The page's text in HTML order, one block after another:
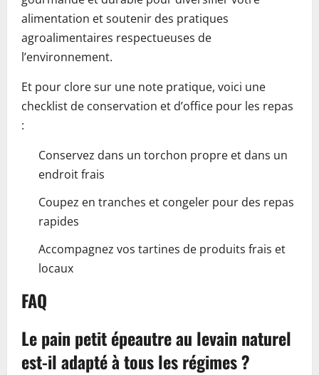
alimentation et soutenir des pratiques
agroalimentaires respectueuses de
l’environnement.
Et pour clore sur une note pratique, voici une
checklist de conservation et d’office pour les repas
:
Conservez dans un torchon propre et dans un
endroit frais
Coupez en tranches et congeler pour des repas
rapides
Accompagnez vos tartines de produits frais et
locaux
FAQ
Le pain petit épeautre au levain naturel
est-il adapté à tous les régimes ?